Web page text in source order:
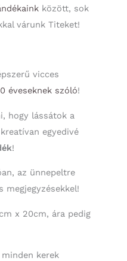
között, sok
várunk Titeket!
vicces
éveseknek szóló!
hogy lássátok a
egyedivé
!
az ünnepeltre
megjegyzésekkel!
x 20cm, ára pedig
kerek